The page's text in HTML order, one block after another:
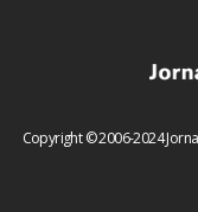
Copyright © 2006-2024